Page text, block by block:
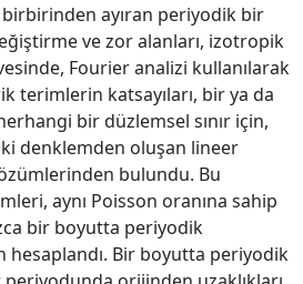
birbirinden ayıran periyodik bir
ve zor alanları, izotropik
Fourier analizi kullanılarak
terimlerin katsayıları, bir ya da
bir düzlemsel sınır için,
denklemden oluşan lineer
bulundu. Bu
aynı Poisson oranına sahip
bir boyutta periyodik
hesaplandı. Bir boyutta periyodik